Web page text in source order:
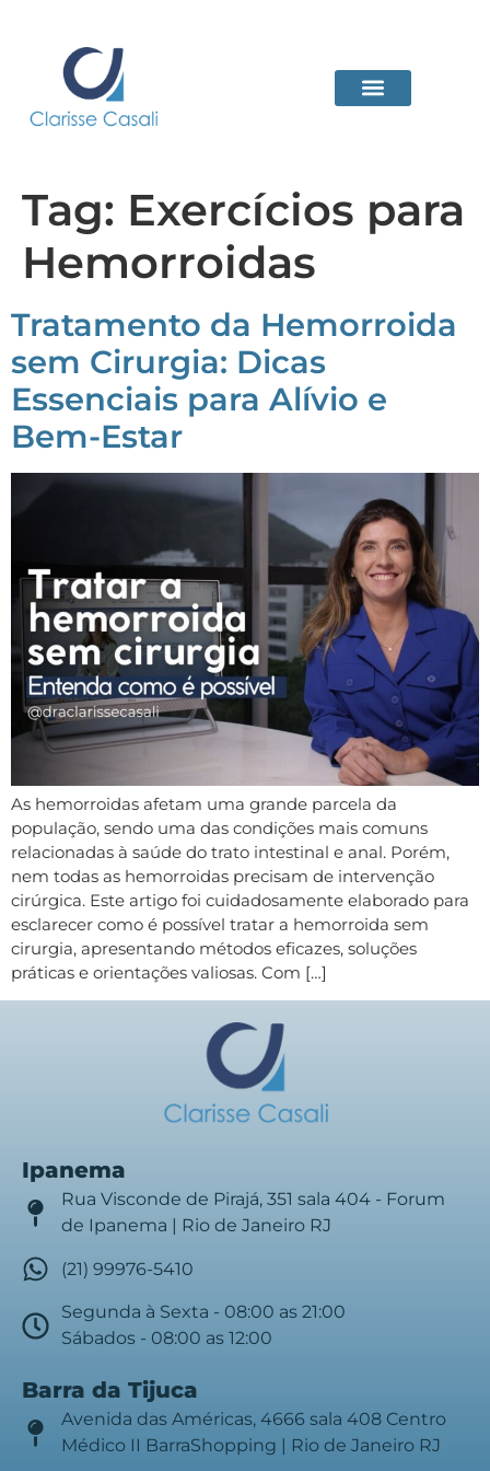
Tag: Exercícios para
Hemorroidas
Tratamento da Hemorroida
sem Cirurgia: Dicas
Essenciais para Alívio e
Bem-Estar
As hemorroidas afetam uma grande parcela da
população, sendo uma das condições mais comuns
relacionadas à saúde do trato intestinal e anal. Porém,
nem todas as hemorroidas precisam de intervenção
cirúrgica. Este artigo foi cuidadosamente elaborado para
esclarecer como é possível tratar a hemorroida sem
cirurgia, apresentando métodos eficazes, soluções
práticas e orientações valiosas. Com […]
Ipanema
Rua Visconde de Pirajá, 351 sala 404 - Forum
de Ipanema | Rio de Janeiro RJ
(21) 99976-5410
Segunda à Sexta - 08:00 as 21:00
Sábados - 08:00 as 12:00
Barra da Tijuca
Avenida das Américas, 4666 sala 408 Centro
Médico II BarraShopping | Rio de Janeiro RJ